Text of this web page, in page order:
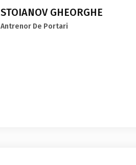
STOIANOV GHEORGHE
Antrenor De Portari